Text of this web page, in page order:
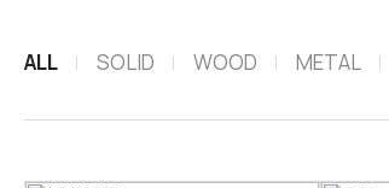
ALL SOLID WOOD METAL